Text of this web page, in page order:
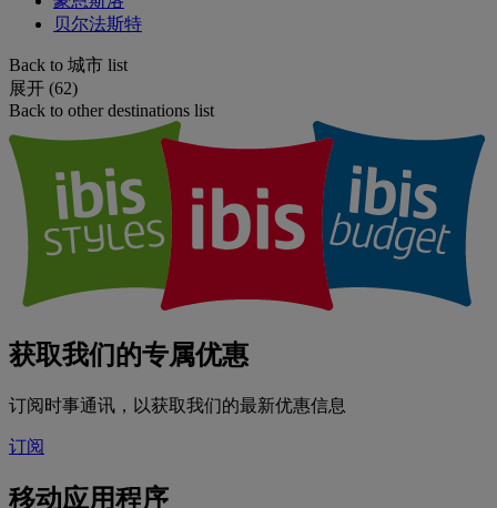
贝尔法斯特
Back to 城市 list
展开 (62)
Back to other destinations list
获取我们的专属优惠
订阅时事通讯，以获取我们的最新优惠信息
订阅
移动应用程序